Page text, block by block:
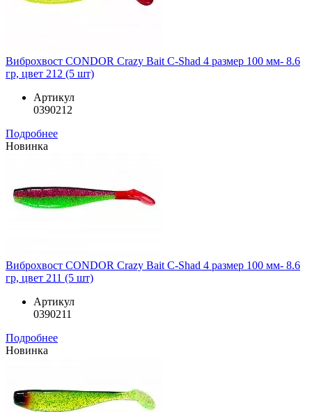
Виброхвост CONDOR Crazy Bait C-Shad 4 размер 100 мм- 8.6
гр, цвет 212 (5 шт)
Артикул
0390212
Подробнее
Новинка
Виброхвост CONDOR Crazy Bait C-Shad 4 размер 100 мм- 8.6
гр, цвет 211 (5 шт)
Артикул
0390211
Подробнее
Новинка